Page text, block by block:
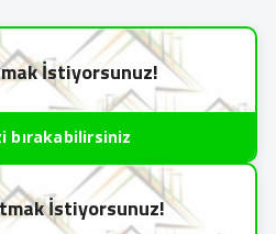
İstiyorsunuz!
bırakabilirsiniz
İstiyorsunuz!